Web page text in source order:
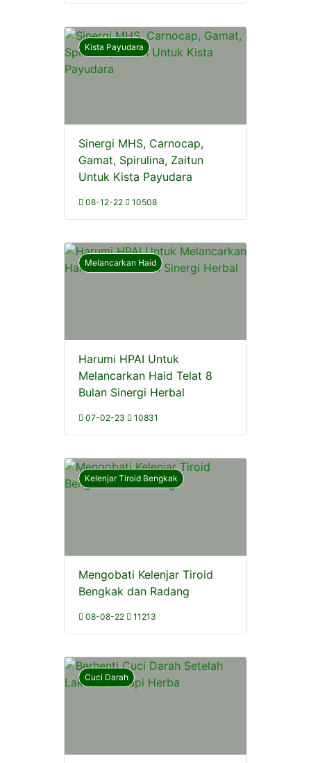
Kista Payudara
Sinergi MHS, Carnocap,
Gamat, Spirulina, Zaitun
Untuk Kista Payudara
08-12-22 10508
Melancarkan Haid
Harumi HPAI Untuk
Melancarkan Haid Telat 8
Bulan Sinergi Herbal
07-02-23 10831
Kelenjar Tiroid Bengkak
Mengobati Kelenjar Tiroid
Bengkak dan Radang
08-08-22 11213
Cuci Darah